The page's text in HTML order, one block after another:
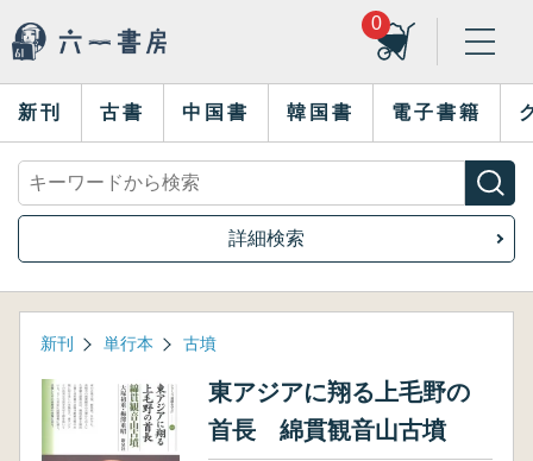
0
新刊 古書 中国書 韓国書 電子書籍
詳細検索
新刊 単行本 古墳
東アジアに翔る上毛野の
首長 綿貫観音山古墳